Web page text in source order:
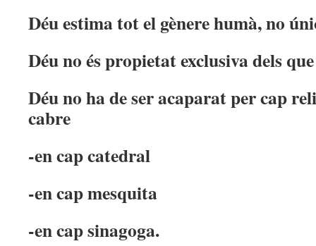
Déu estima tot el gènere humà, no
Déu no és propietat exclusiva dels
Déu no ha de ser acaparat per cap
cabre
-en cap catedral
-en cap mesquita
-en cap sinagoga.